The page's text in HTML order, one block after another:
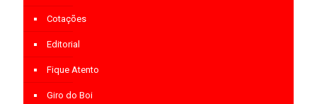
Cotações
Editorial
Fique Atento
Giro do Boi